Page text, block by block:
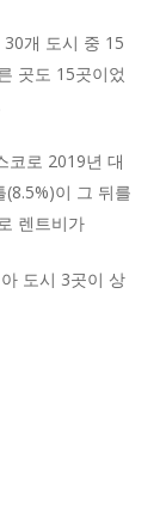
개 도시 중 15
곳도 15곳이었
코로 2019년 대
이 그 뒤를
렌트비가
도시 3곳이 상